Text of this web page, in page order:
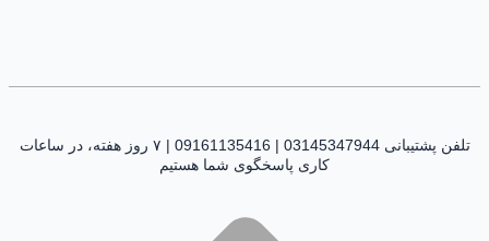
تلفن پشتیبانی 03145347944 | 09161135416 | ۷ روز هفته، در ساعات
کاری پاسخگوی شما هستیم